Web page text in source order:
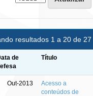
resultados 1 a 20 de 27
de
Título
Out-2013
Acesso a
conteúdos de